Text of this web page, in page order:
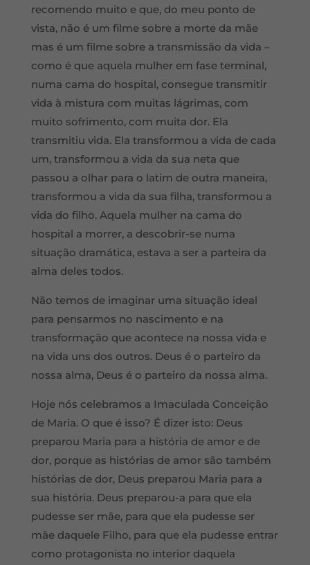
recomendo muito e que, do meu ponto de
vista, não é um filme sobre a morte da mãe
mas é um filme sobre a transmissão da vida –
como é que aquela mulher em fase terminal,
numa cama do hospital, consegue transmitir
vida à mistura com muitas lágrimas, com
muito sofrimento, com muita dor. Ela
transmitiu vida. Ela transformou a vida de cada
um, transformou a vida da sua neta que
passou a olhar para o latim de outra maneira,
transformou a vida da sua filha, transformou a
vida do filho. Aquela mulher na cama do
hospital a morrer, a descobrir-se numa
situação dramática, estava a ser a parteira da
alma deles todos.
Não temos de imaginar uma situação ideal
para pensarmos no nascimento e na
transformação que acontece na nossa vida e
na vida uns dos outros. Deus é o parteiro da
nossa alma, Deus é o parteiro da nossa alma.
Hoje nós celebramos a Imaculada Conceição
de Maria. O que é isso? É dizer isto: Deus
preparou Maria para a história de amor e de
dor, porque as histórias de amor são também
histórias de dor, Deus preparou Maria para a
sua história. Deus preparou-a para que ela
pudesse ser mãe, para que ela pudesse ser
mãe daquele Filho, para que ela pudesse entrar
como protagonista no interior daquela